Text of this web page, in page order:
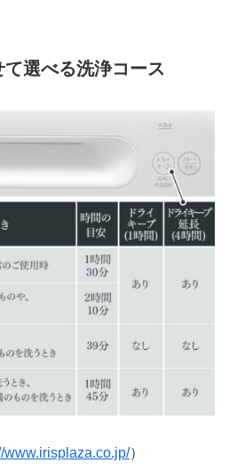
選べる洗浄コース
www.irisplaza.co.jp/）